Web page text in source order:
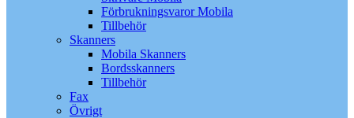
Förbrukningsvaror Mobila
Tillbehör
Skanners
Mobila Skanners
Bordsskanners
Tillbehör
Fax
Övrigt